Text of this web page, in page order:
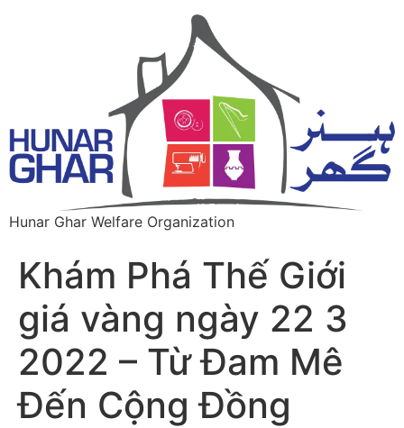
Hunar Ghar Welfare Organization
Khám Phá Thế Giới
giá vàng ngày 22 3
2022 – Từ Đam Mê
Đến Cộng Đồng